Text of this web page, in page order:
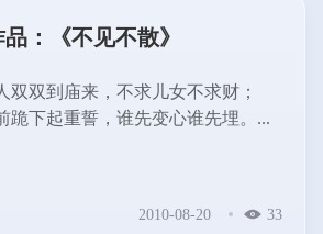
：《不见不散》
双双到庙来，不求儿女不求财；
跪下起重誓，谁先变心谁先埋。...
2010-08-20 33